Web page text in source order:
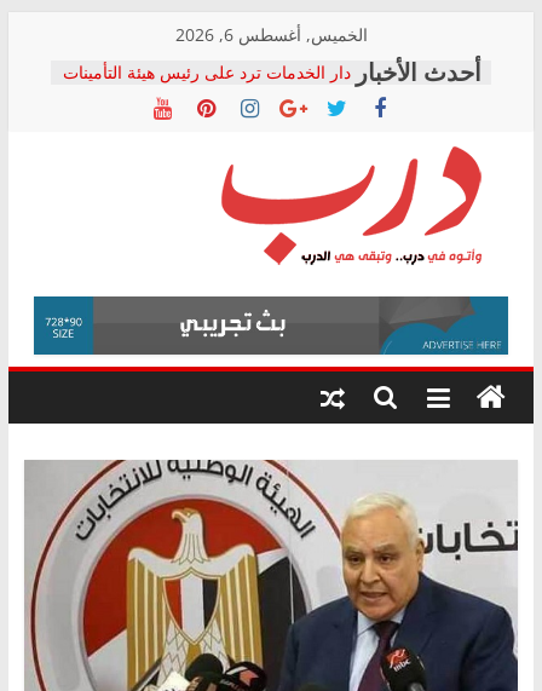
content
الخميس, أغسطس 6, 2026
دار الخدمات ترد على رئيس هيئة التأمينات
بعد مؤتمره الصحفي: إنكار الأزمة لا ينهي
معاناة أصحاب المعاشات.. ونطالب بكشف
فرحات سليمان يكتب: القطاع الصحي إلى
أين؟
حزب التحالف الشعبي يطلق لجنة “الحق
في الصحة” بالإسكندرية لرصد الانتهاكات
ودعم المرضى
الوزاري لمدينة الصحفيين.. وانتهاء أعمال
إنشاء المبنى الإداري
المجلس القومي لحقوق الإنسان يعلن
متابعة قضية الدكتور محمد زهران.. ويؤكد:
قرينة البراءة وضمانات المحاكمة العادلة
درب
وأتوه
درب..
وتبقى
هي